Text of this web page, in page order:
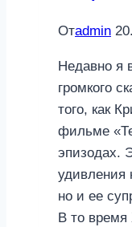
Отadmin
Недавно я
громкого
того, как
фильме
эпизодах.
удивления
но и ее
В то